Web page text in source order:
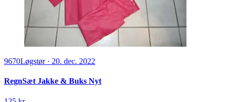
9670Løgstør· 20. dec. 2022
RegnSæt Jakke & Buks Nyt